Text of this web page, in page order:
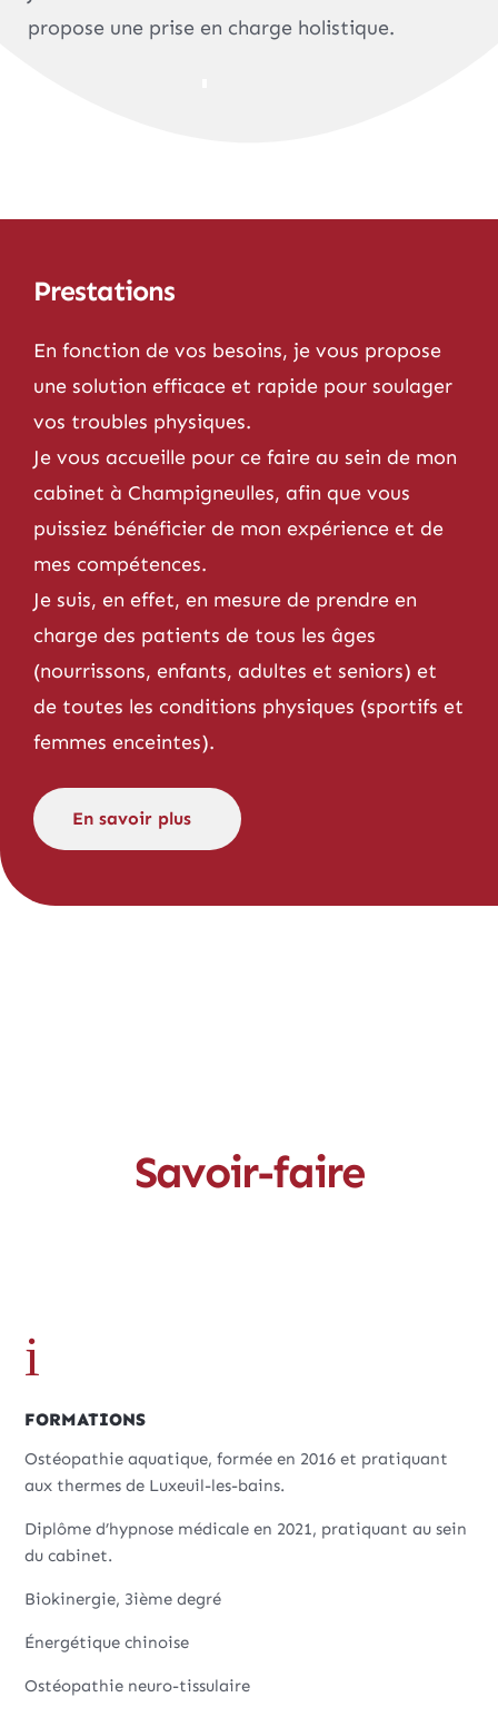
propose une prise en charge holistique.
Prestations
En fonction de vos besoins, je vous propose
une solution efficace et rapide pour soulager
vos troubles physiques.
Je vous accueille pour ce faire au sein de mon
cabinet à Champigneulles, afin que vous
puissiez bénéficier de mon expérience et de
mes compétences.
Je suis, en effet, en mesure de prendre en
charge des patients de tous les âges
(nourrissons, enfants, adultes et seniors) et
de toutes les conditions physiques (sportifs et
femmes enceintes).
En savoir plus
Savoir-faire
i
FORMATIONS
Ostéopathie aquatique, formée en 2016 et pratiquant
aux thermes de Luxeuil-les-bains.
Diplôme d’hypnose médicale en 2021, pratiquant au sein
du cabinet.
Biokinergie, 3ième degré
Énergétique chinoise
Ostéopathie neuro-tissulaire